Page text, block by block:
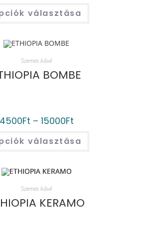
választása
Szemes kávé
BOMBE
4500Ft – 15000Ft
választása
Szemes kávé
KERAMO